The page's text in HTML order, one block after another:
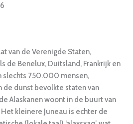
van de Verenigde Staten,
de Benelux, Duitsland, Frankrijk en
slechts 750.000 mensen,
de dunst bevolkte staten van
Alaskanen woont in de buurt van
kleinere Juneau is echter de